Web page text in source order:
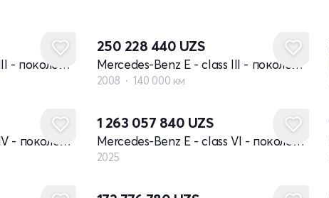
Mercedes-Benz E - class III - поколение W211 рестайлинг
250 228 440 UZS
Mercedes-Benz E - class III - поколение W211 рестайлинг
2008 140 000 км
Mercedes-Benz E - class IV - поколение W212
1 263 057 840 UZS
Mercedes-Benz E - class VI - поколение (W214, S214)
2025